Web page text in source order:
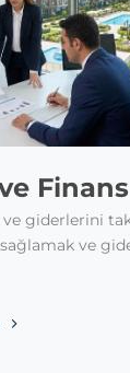
Finans
giderlerini
ve